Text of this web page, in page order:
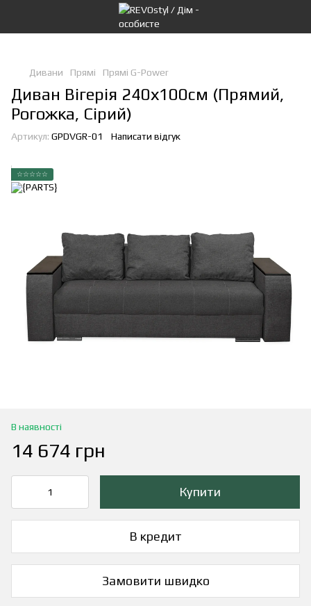
Дивани Прямі Прямі G-Power
Диван Вігерія 240х100см (Прямий,
Рогожка, Сірий)
Артикул: GPDVGR-01 Написати відгук
☆☆☆☆☆
В наявності
14 674 грн
Купити
В кредит
Замовити швидко